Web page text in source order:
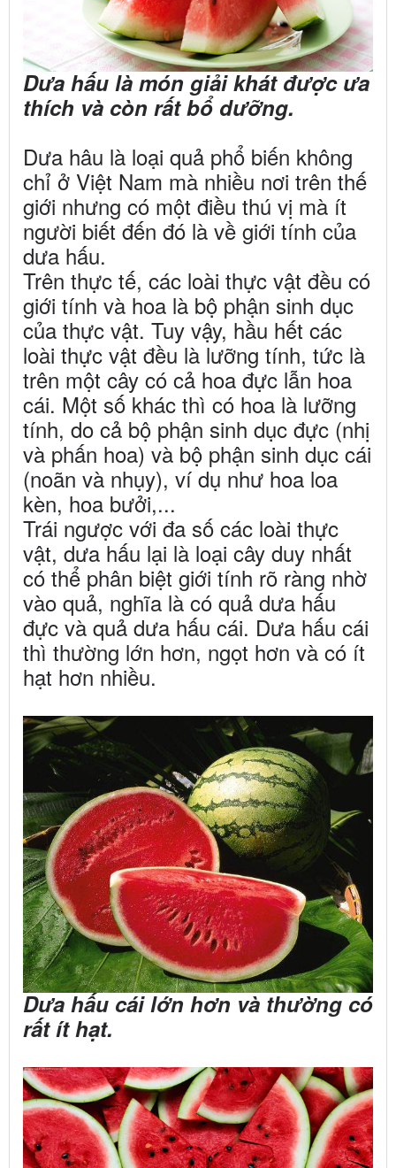
Dưa hấu là món giải khát được ưa
thích và còn rất bổ dưỡng.
Dưa hâu là loại quả phổ biến không
chỉ ở Việt Nam mà nhiều nơi trên thế
giới nhưng có một điều thú vị mà ít
người biết đến đó là về giới tính của
dưa hấu.
Trên thực tế, các loài thực vật đều có
giới tính và hoa là bộ phận sinh dục
của thực vật. Tuy vậy, hầu hết các
loài thực vật đều là lưỡng tính, tức là
trên một cây có cả hoa đực lẫn hoa
cái. Một số khác thì có hoa là lưỡng
tính, do cả bộ phận sinh dục đực (nhị
và phấn hoa) và bộ phận sinh dục cái
(noãn và nhụy), ví dụ như hoa loa
kèn, hoa bưởi,...
Trái ngược với đa số các loài thực
vật, dưa hấu lại là loại cây duy nhất
có thể phân biệt giới tính rõ ràng nhờ
vào quả, nghĩa là có quả dưa hấu
đực và quả dưa hấu cái. Dưa hấu cái
thì thường lớn hơn, ngọt hơn và có ít
hạt hơn nhiều.
Dưa hấu cái lớn hơn và thường có
rất ít hạt.